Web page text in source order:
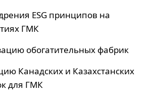
ESG принципов на
ГМК
обогатительных фабрик
Канадских и Казахстанских
для ГМК